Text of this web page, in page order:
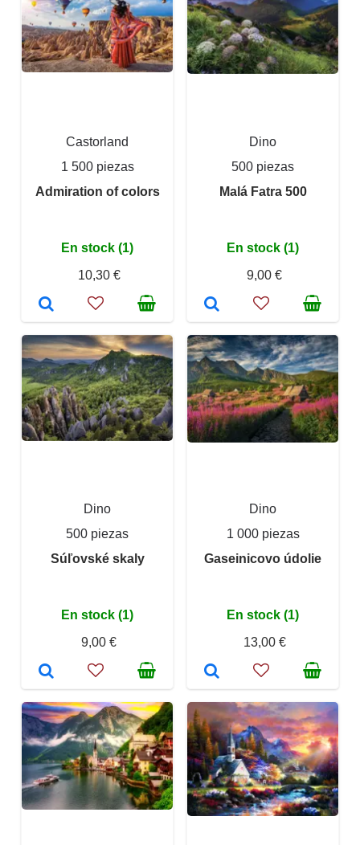
Castorland
1 500 piezas
Admiration of colors
En stock (1)
10,30 €
Dino
500 piezas
Malá Fatra 500
En stock (1)
9,00 €
Dino
500 piezas
Súľovské skaly
En stock (1)
9,00 €
Dino
1 000 piezas
Gaseinicovo údolie
En stock (1)
13,00 €